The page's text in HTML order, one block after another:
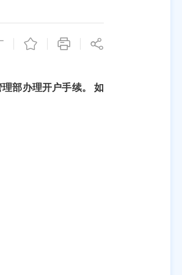
部办理开户手续。 如